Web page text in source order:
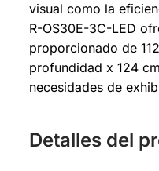
visual como la
R-OS30E-3C-LED
proporcionado de
profundidad x 124
necesidades de
Detalles del